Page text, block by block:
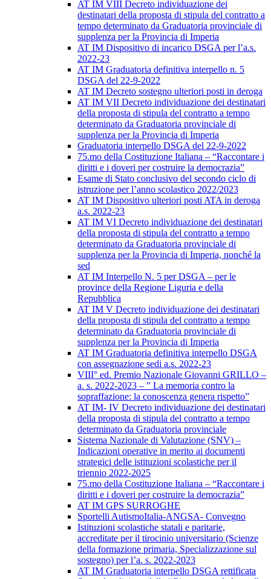
AT IM VIII Decreto individuazione dei
destinatari della proposta di stipula del contratto a
tempo determinato da Graduatoria provinciale di
supplenza per la Provincia di Imperia
AT IM Dispositivo di incarico DSGA per l’a.s.
2022-23
AT IM Graduatoria definitiva interpello n. 5
DSGA del 22-9-2022
AT IM Decreto sostegno ulteriori posti in deroga
AT IM VII Decreto individuazione dei destinatari
della proposta di stipula del contratto a tempo
determinato da Graduatoria provinciale di
supplenza per la Provincia di Imperia
Graduatoria interpello DSGA del 22-9-2022
75.mo della Costituzione Italiana – “Raccontare i
diritti e i doveri per costruire la democrazia”
Esame di Stato conclusivo del secondo ciclo di
istruzione per l’anno scolastico 2022/2023
AT IM Dispositivo ulteriori posti ATA in deroga
a.s. 2022-23
AT IM VI Decreto individuazione dei destinatari
della proposta di stipula del contratto a tempo
determinato da Graduatoria provinciale di
supplenza per la Provincia di Imperia, nonché la
sed
AT IM Interpello N. 5 per DSGA – per le
province della Regione Liguria e della
Repubblica
AT IM V Decreto individuazione dei destinatari
della proposta di stipula del contratto a tempo
determinato da Graduatoria provinciale di
supplenza per la Provincia di Imperia
AT IM Graduatoria definitiva interpello DSGA
con assegnazione sedi a.s. 2022-23
VIII° ed. Premio Nazionale Giovanni GRILLO –
a. s. 2022-2023 – ” La memoria contro la
sopraffazione: la conoscenza genera rispetto”
AT IM- IV Decreto individuazione dei destinatari
della proposta di stipula del contratto a tempo
determinato da Graduatoria provinciale
Sistema Nazionale di Valutazione (SNV) –
Indicazioni operative in merito ai documenti
strategici delle istituzioni scolastiche per il
triennio 2022-2025
75.mo della Costituzione Italiana – “Raccontare i
diritti e i doveri per costruire la democrazia”
AT IM GPS SURROGHE
Sportelli AutismoItalia-ANGSA- Convegno
Istituzioni scolastiche statali e paritarie,
accreditate per il tirocinio universitario (Scienze
della formazione primaria, Specializzazione sul
sostegno) per l’a. s. 2022-2023
AT IM Graduatoria interpello DSGA rettificata